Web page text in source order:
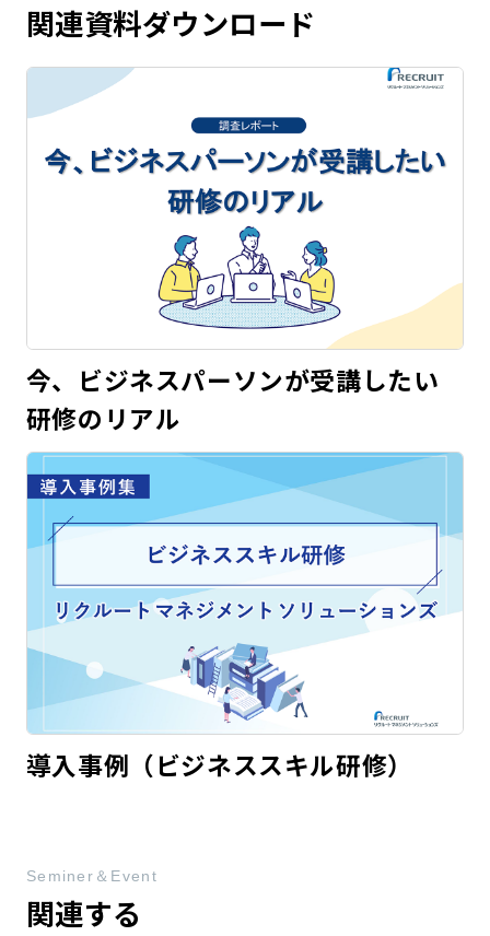
関連資料ダウンロード
今、ビジネスパーソンが受講したい
研修のリアル
導入事例（ビジネススキル研修）
関連する
Seminer＆Event